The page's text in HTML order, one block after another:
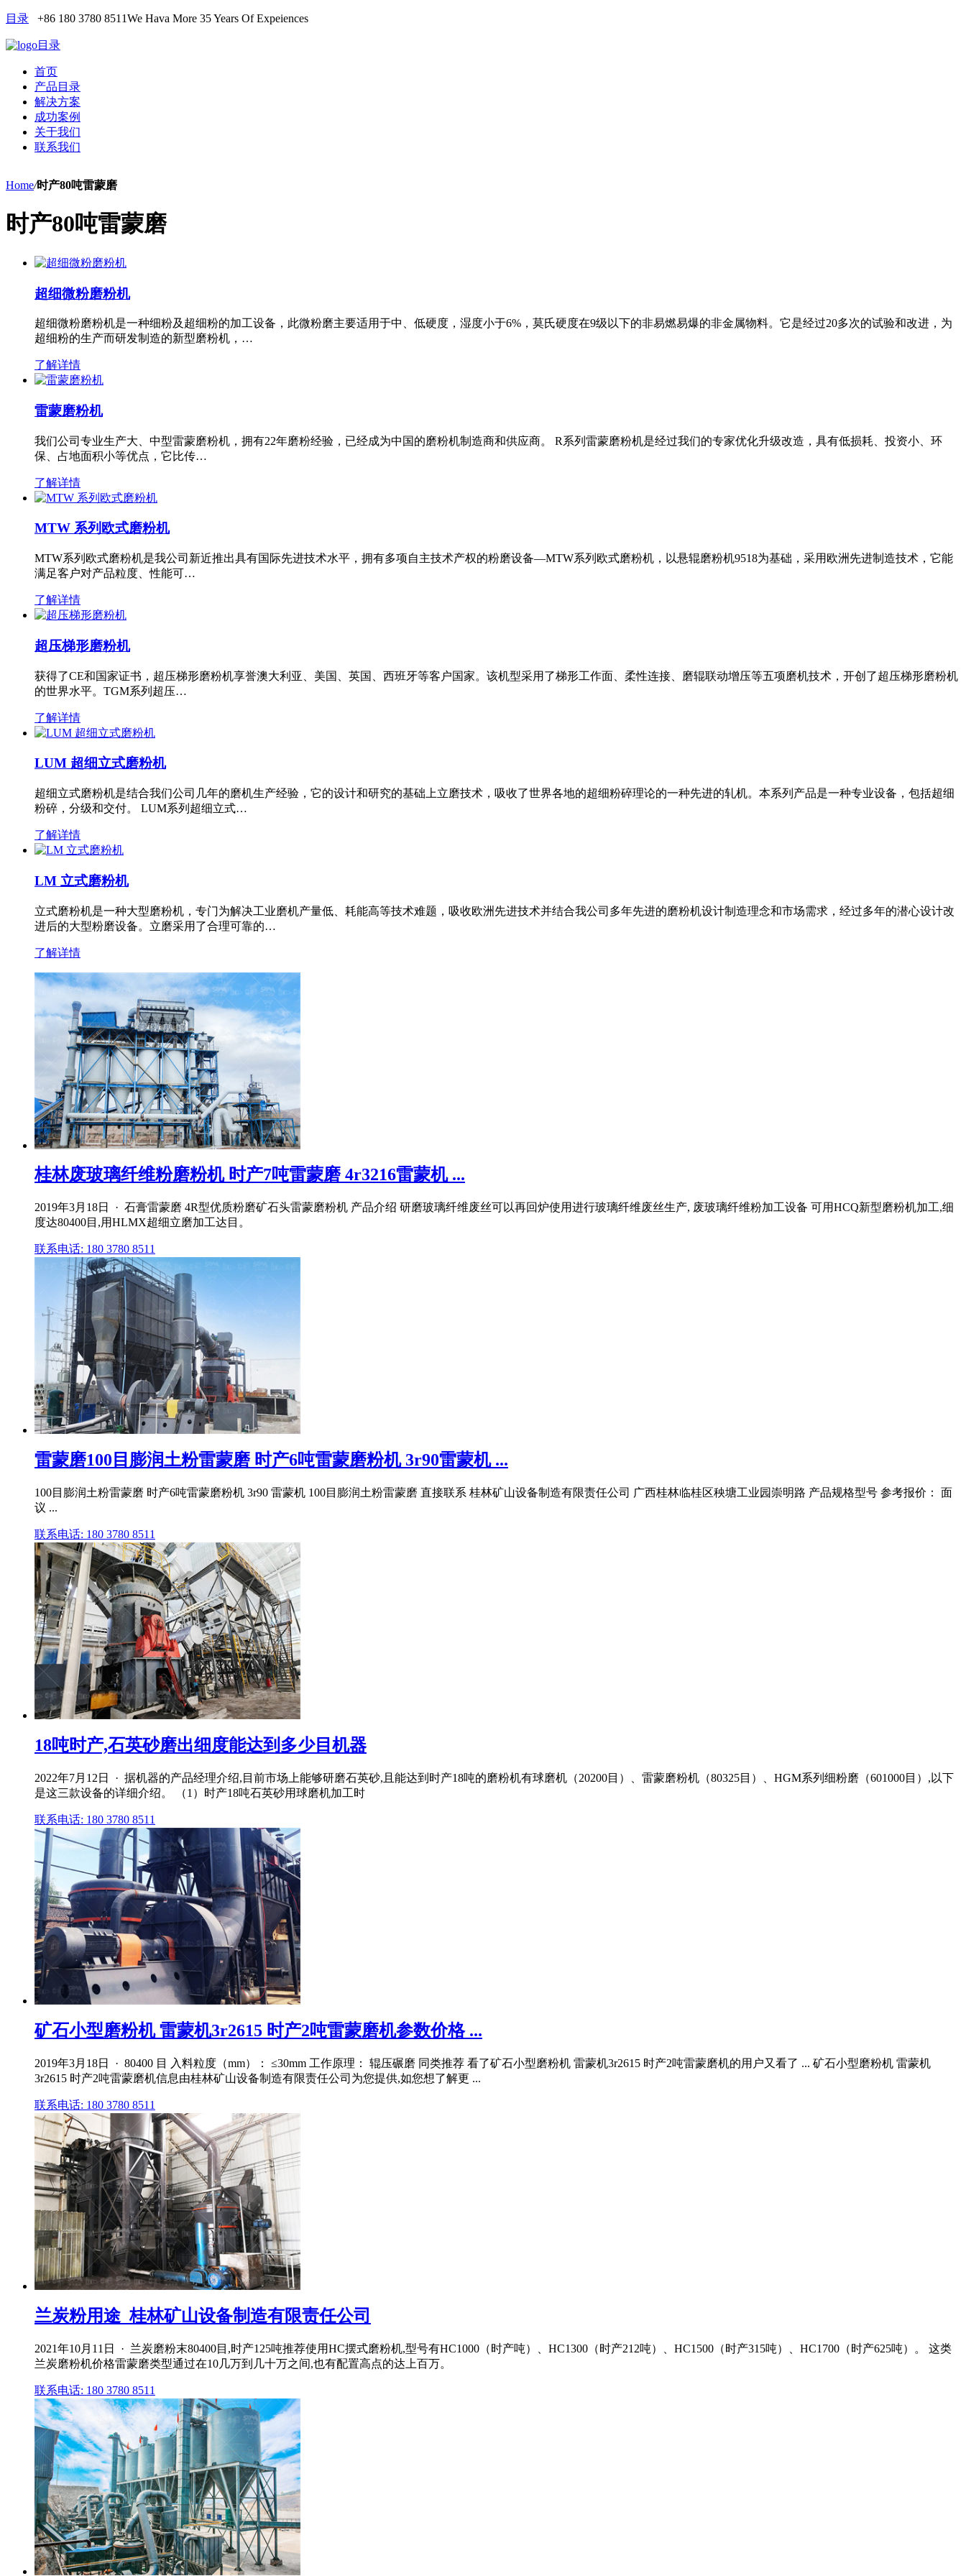
目录 +86 180 3780 8511We Hava More 35 Years Of Expeiences
目录
首页
产品目录
解决方案
成功案例
关于我们
联系我们
Home/时产80吨雷蒙磨
时产80吨雷蒙磨
超细微粉磨粉机
超细微粉磨粉机是一种细粉及超细粉的加工设备，此微粉磨主要适用于中、低硬度，湿度小于6%，莫氏硬度在9级以下的非易燃易爆的非金属物料。它是经过20多次的试验和改进，为
超细粉的生产而研发制造的新型磨粉机，…
了解详情
雷蒙磨粉机
我们公司专业生产大、中型雷蒙磨粉机，拥有22年磨粉经验，已经成为中国的磨粉机制造商和供应商。 R系列雷蒙磨粉机是经过我们的专家优化升级改造，具有低损耗、投资小、环
保、占地面积小等优点，它比传…
了解详情
MTW 系列欧式磨粉机
MTW系列欧式磨粉机是我公司新近推出具有国际先进技术水平，拥有多项自主技术产权的粉磨设备—MTW系列欧式磨粉机，以悬辊磨粉机9518为基础，采用欧洲先进制造技术，它能
满足客户对产品粒度、性能可…
了解详情
超压梯形磨粉机
获得了CE和国家证书，超压梯形磨粉机享誉澳大利亚、美国、英国、西班牙等客户国家。该机型采用了梯形工作面、柔性连接、磨辊联动增压等五项磨机技术，开创了超压梯形磨粉机
的世界水平。TGM系列超压…
了解详情
LUM 超细立式磨粉机
超细立式磨粉机是结合我们公司几年的磨机生产经验，它的设计和研究的基础上立磨技术，吸收了世界各地的超细粉碎理论的一种先进的轧机。本系列产品是一种专业设备，包括超细
粉碎，分级和交付。 LUM系列超细立式…
了解详情
LM 立式磨粉机
立式磨粉机是一种大型磨粉机，专门为解决工业磨机产量低、耗能高等技术难题，吸收欧洲先进技术并结合我公司多年先进的磨粉机设计制造理念和市场需求，经过多年的潜心设计改
进后的大型粉磨设备。立磨采用了合理可靠的…
了解详情
桂林废玻璃纤维粉磨粉机 时产7吨雷蒙磨 4r3216雷蒙机 ...
2019年3月18日 · 石膏雷蒙磨 4R型优质粉磨矿石头雷蒙磨粉机 产品介绍 研磨玻璃纤维废丝可以再回炉使用进行玻璃纤维废丝生产, 废玻璃纤维粉加工设备 可用HCQ新型磨粉机加工,细
度达80400目,用HLMX超细立磨加工达目。
联系电话: 180 3780 8511
雷蒙磨100目膨润土粉雷蒙磨 时产6吨雷蒙磨粉机 3r90雷蒙机 ...
100目膨润土粉雷蒙磨 时产6吨雷蒙磨粉机 3r90 雷蒙机 100目膨润土粉雷蒙磨 直接联系 桂林矿山设备制造有限责任公司 广西桂林临桂区秧塘工业园崇明路 产品规格型号 参考报价： 面
议 ...
联系电话: 180 3780 8511
18吨时产,石英砂磨出细度能达到多少目机器
2022年7月12日 · 据机器的产品经理介绍,目前市场上能够研磨石英砂,且能达到时产18吨的磨粉机有球磨机（20200目）、雷蒙磨粉机（80325目）、HGM系列细粉磨（601000目）,以下
是这三款设备的详细介绍。 （1）时产18吨石英砂用球磨机加工时
联系电话: 180 3780 8511
矿石小型磨粉机 雷蒙机3r2615 时产2吨雷蒙磨机参数价格 ...
2019年3月18日 · 80400 目 入料粒度（mm）： ≤30mm 工作原理： 辊压碾磨 同类推荐 看了矿石小型磨粉机 雷蒙机3r2615 时产2吨雷蒙磨机的用户又看了 ... 矿石小型磨粉机 雷蒙机
3r2615 时产2吨雷蒙磨机信息由桂林矿山设备制造有限责任公司为您提供,如您想了解更 ...
联系电话: 180 3780 8511
兰炭粉用途_桂林矿山设备制造有限责任公司
2021年10月11日 · 兰炭磨粉末80400目,时产125吨推荐使用HC摆式磨粉机,型号有HC1000（时产吨）、HC1300（时产212吨）、HC1500（时产315吨）、HC1700（时产625吨）。 这类
兰炭磨粉机价格雷蒙磨类型通过在10几万到几十万之间,也有配置高点的达上百万。
联系电话: 180 3780 8511